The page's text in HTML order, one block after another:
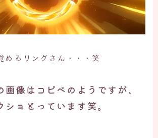
めるリングさん・・・笑
画像はコピペのようですが、
ショとっています笑。